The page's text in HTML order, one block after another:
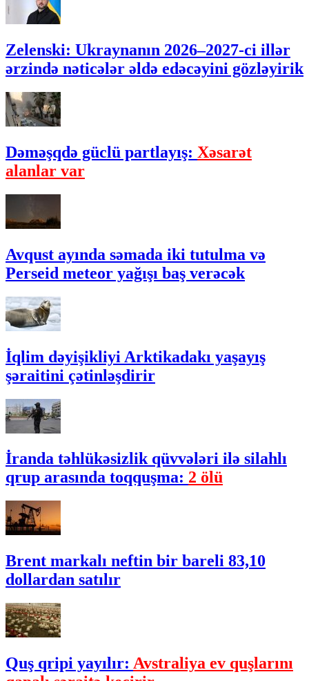
Zelenski: Ukraynanın 2026–2027-ci illər
ərzində nəticələr əldə edəcəyini gözləyirik
Dəməşqdə güclü partlayış: Xəsarət
alanlar var
Avqust ayında səmada iki tutulma və
Perseid meteor yağışı baş verəcək
İqlim dəyişikliyi Arktikadakı yaşayış
şəraitini çətinləşdirir
İranda təhlükəsizlik qüvvələri ilə silahlı
qrup arasında toqquşma: 2 ölü
Brent markalı neftin bir bareli 83,10
dollardan satılır
Quş qripi yayılır: Avstraliya ev quşlarını